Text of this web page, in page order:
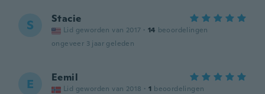
S Stacie
Lid geworden van 2017 · 14 beoordelingen
ongeveer 3 jaar geleden
E Eemil
Lid geworden van 2018 · 1 beoordelingen